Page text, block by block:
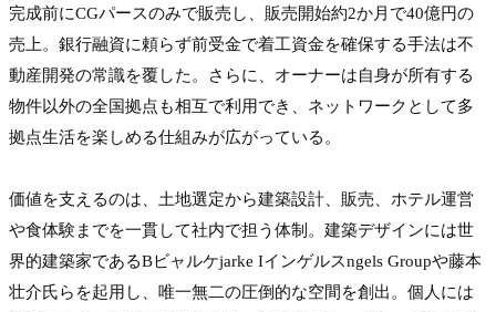
完成前にCGパースのみで販売し、販売開始約2か月で40億円の
売上。銀行融資に頼らず前受金で着工資金を確保する手法は不
動産開発の常識を覆した。さらに、オーナーは自身が所有する
物件以外の全国拠点も相互で利用でき、ネットワークとして多
拠点生活を楽しめる仕組みが広がっている。
価値を支えるのは、土地選定から建築設計、販売、ホテル運営
や食体験までを一貫して社内で担う体制。建築デザインには世
界的建築家であるBビャルケjarke Iインゲルスngels Groupや藤本
壮介氏らを起用し、唯一無二の圧倒的な空間を創出。個人には